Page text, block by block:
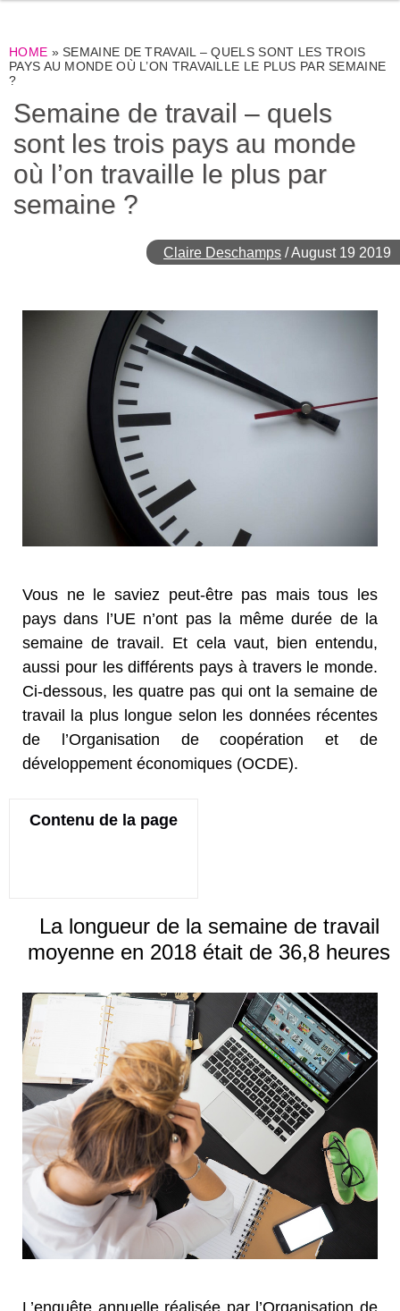
HOME »SEMAINE DE TRAVAIL – QUELS SONT LES TROIS
PAYS AU MONDE OÙ L’ON TRAVAILLE LE PLUS PAR SEMAINE
?
Semaine de travail – quels
sont les trois pays au monde
où l’on travaille le plus par
semaine ?
Claire Deschamps /August 19 2019
Vous ne le saviez peut-être pas mais tous les
pays dans l’UE n’ont pas la même durée de la
semaine de travail. Et cela vaut, bien entendu,
aussi pour les différents pays à travers le monde.
Ci-dessous, les quatre pas qui ont la semaine de
travail la plus longue selon les données récentes
de l’Organisation de coopération et de
développement économiques (OCDE).
Contenu de la page
La longueur de la semaine de travail
moyenne en 2018 était de 36,8 heures